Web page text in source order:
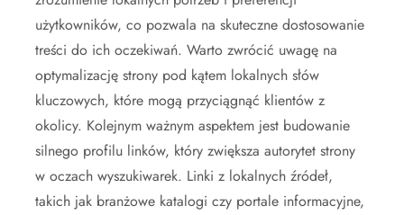
użytkowników, co pozwala na skuteczne dostosowanie
treści do ich oczekiwań. Warto zwrócić uwagę na
optymalizację strony pod kątem lokalnych słów
kluczowych, które mogą przyciągnąć klientów z
okolicy. Kolejnym ważnym aspektem jest budowanie
silnego profilu linków, który zwiększa autorytet strony
w oczach wyszukiwarek. Linki z lokalnych źródeł,
takich jak branżowe katalogi czy portale informacyjne,